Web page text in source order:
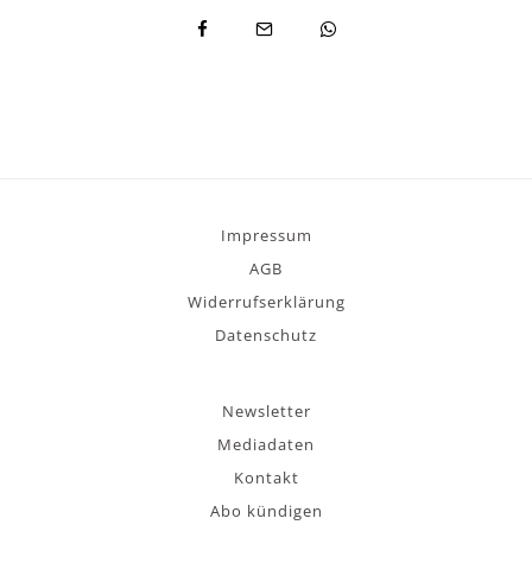
Impressum
AGB
Widerrufserklärung
Datenschutz
Newsletter
Mediadaten
Kontakt
Abo kündigen